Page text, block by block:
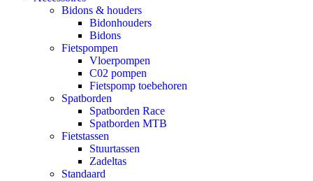
Bidons & houders
Bidonhouders
Bidons
Fietspompen
Vloerpompen
C02 pompen
Fietspomp toebehoren
Spatborden
Spatborden Race
Spatborden MTB
Fietstassen
Stuurtassen
Zadeltas
Standaard